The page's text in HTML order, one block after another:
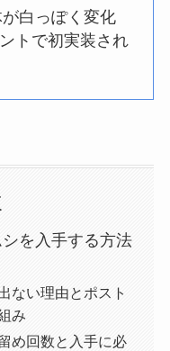
白っぽく変化
トで初実装され
を入手する方法
ない理由とポスト
み
め回数と入手に必